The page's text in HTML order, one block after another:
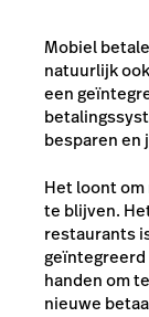
Mobiel
natuurlijk
een
besparen en
Het loont
te blijven.
restaurants
geïntegreerd
handen om
nieuwe